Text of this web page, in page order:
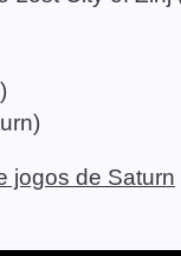
jogos de Saturn